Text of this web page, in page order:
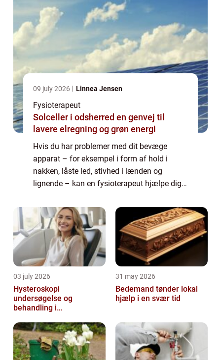
09 july 2026 Linnea Jensen
Fysioterapeut
Solceller i odsherred en genvej til
lavere elregning og grøn energi
Hvis du har problemer med dit bevæge
apparat – for eksempel i form af hold i
nakken, låste led, stivhed i lænden og
lignende – kan en fysioterapeut hjælpe dig
ubehag i kr...
03 july 2026
Hysteroskopi
undersøgelse og
behandling i
31 may 2026
Bedemand tønder lokal
hjælp i en svær tid